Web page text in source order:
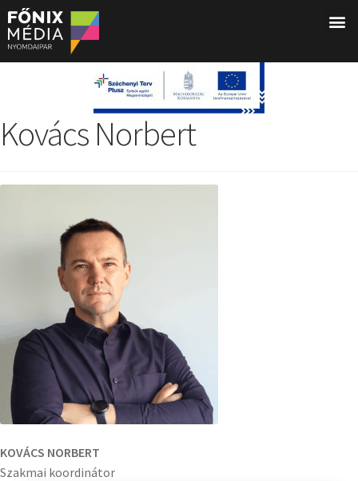
Kovács Norbert
KOVÁCS NORBERT
Szakmai koordinátor